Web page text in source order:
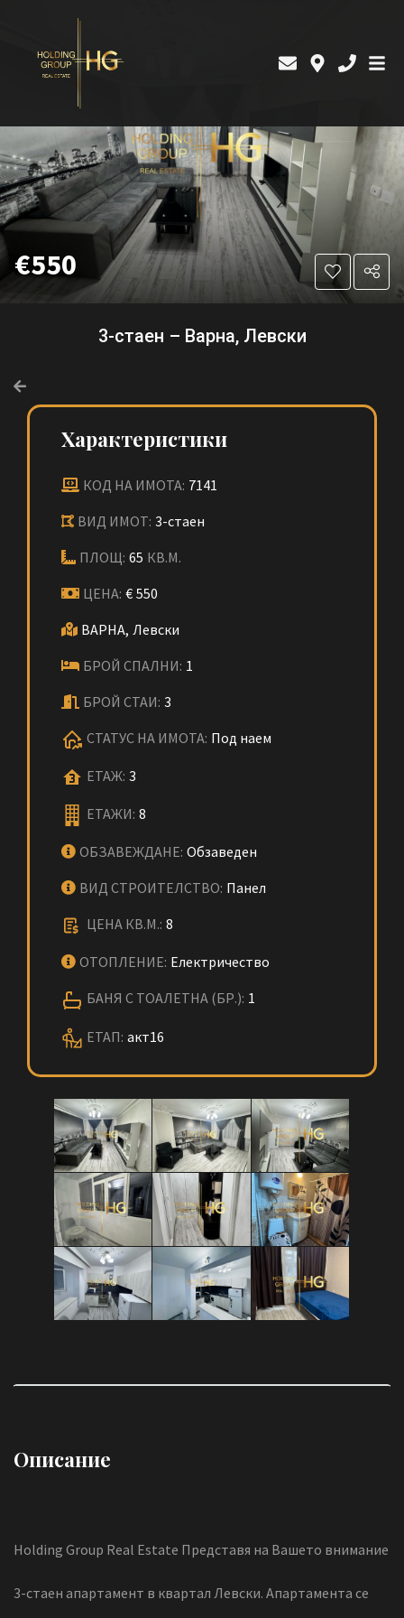
€550
3-стаен – Варна, Левски
Характеристики
КОД НА ИМОТА: 7141
ВИД ИМОТ: 3-стаен
ПЛОЩ: 65 КВ.М.
ЦЕНА: € 550
ВАРНА, Левски
БРОЙ СПАЛНИ: 1
БРОЙ СТАИ: 3
СТАТУС НА ИМОТА: Под наем
ЕТАЖ: 3
ЕТАЖИ: 8
ОБЗАВЕЖДАНЕ: Обзаведен
ВИД СТРОИТЕЛСТВО: Панел
ЦЕНА КВ.М.: 8
ОТОПЛЕНИЕ: Електричество
БАНЯ С ТОАЛЕТНА (БР.): 1
ЕТАП: акт16
Описание
Holding Group Real Estate Представя на Вашето внимание
3-стаен апартамент в квартал Левски. Апартамента се